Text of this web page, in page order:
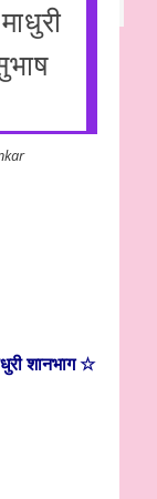
शानभाग ☆